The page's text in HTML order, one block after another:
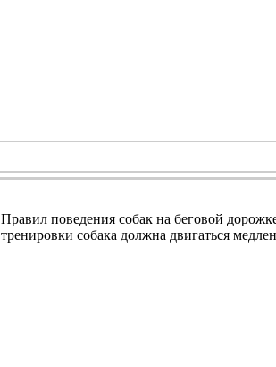
Правил поведения собак на беговой
тренировки собака должна двигаться